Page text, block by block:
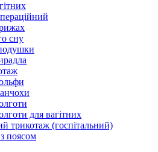
сну
для вагітних
трикотаж (госпітальний)
поясом